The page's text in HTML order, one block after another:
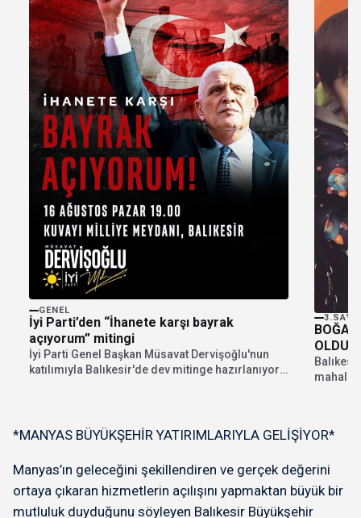
GENEL
İyi Parti’den “İhanete karşı bayrak
açıyorum” mitingi
İyi Parti Genel Başkan Müsavat Dervişoğlu'nun
katılımıyla Balıkesir'de dev mitinge hazırlanıyor.
OLDU
*MANYAS BÜYÜKŞEHİR YATIRIMLARIYLA GELİŞİYOR*
Manyas’ın geleceğini şekillendiren ve gerçek değerini
ortaya çıkaran hizmetlerin açılışını yapmaktan büyük bir
mutluluk duyduğunu söyleyen Balıkesir Büyükşehir